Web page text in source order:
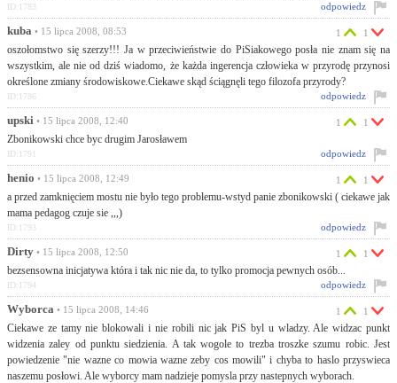
odpowiedz
ID:1783
kuba • 15 lipca 2008, 08:53
oszołomstwo się szerzy!!! Ja w przeciwieństwie do PiSiakowego posła nie znam się na
wszystkim, ale nie od dziś wiadomo, że każda ingerencja człowieka w przyrodę przynosi
określone zmiany środowiskowe.Ciekawe skąd ściągnęli tego filozofa przyrody?
1 1
odpowiedz
ID:1786
upski • 15 lipca 2008, 12:40
Zbonikowski chce byc drugim Jarosławem
1 1
odpowiedz
ID:1791
henio • 15 lipca 2008, 12:49
a przed zamknięciem mostu nie było tego problemu-wstyd panie zbonikowski ( ciekawe jak
mama pedagog czuje sie ,,,)
1 1
odpowiedz
ID:1793
Dirty • 15 lipca 2008, 12:50
bezsensowna inicjatywa która i tak nic nie da, to tylko promocja pewnych osób...
1 1
odpowiedz
ID:1794
Wyborca • 15 lipca 2008, 14:46
Ciekawe ze tamy nie blokowali i nie robili nic jak PiS byl u wladzy. Ale widzac punkt
widzenia zaley od punktu siedzienia. A tak wogole to trezba troszke szumu robic. Jest
powiedzenie "nie wazne co mowia wazne zeby cos mowili" i chyba to haslo przyswieca
naszemu posłowi. Ale wyborcy mam nadzieje pomysla przy nastepnych wyborach.
1 1